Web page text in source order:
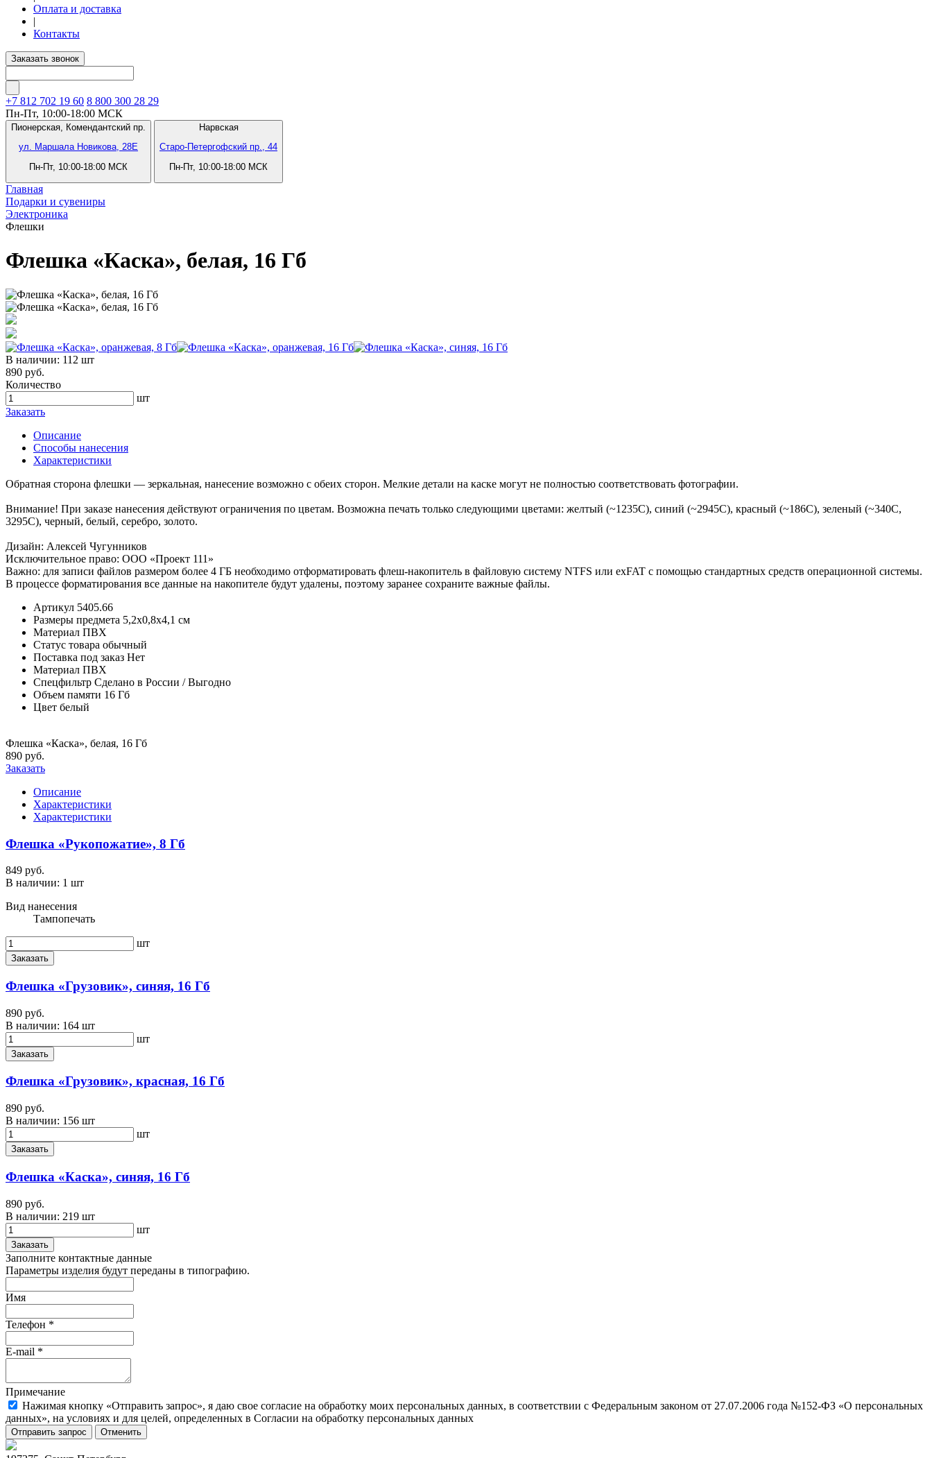
Оплата и доставка
|
Контакты
Заказать звонок
+7 812 702 19 60 8 800 300 28 29
Пн-Пт, 10:00-18:00 МСК
Пионерская, Комендантский пр.
ул. Маршала Новикова, 28Е
Пн-Пт, 10:00-18:00 МСК
Нарвская
Старо-Петергофский пр., 44
Пн-Пт, 10:00-18:00 МСК
Главная
Подарки и сувениры
Электроника
Флешки
Флешка «Каска», белая, 16 Гб
В наличии: 112 шт
890 руб.
Количество
шт
Заказать
Описание
Способы нанесения
Характеристики
Обратная сторона флешки — зеркальная, нанесение возможно с обеих сторон. Мелкие детали на каске могут не полностью соответствовать фотографии.
Внимание! При заказе нанесения действуют ограничения по цветам. Возможна печать только следующими цветами: желтый (~1235C), синий (~2945C), красный (~186С), зеленый (~340C,
3295C), черный, белый, серебро, золото.
Дизайн: Алексей Чугунников
Исключительное право: ООО «Проект 111»
Важно: для записи файлов размером более 4 ГБ необходимо отформатировать флеш-накопитель в файловую систему NTFS или exFAT с помощью стандартных средств операционной системы.
В процессе форматирования все данные на накопителе будут удалены, поэтому заранее сохраните важные файлы.
Артикул 5405.66
Размеры предмета 5,2х0,8х4,1 см
Материал ПВХ
Статус товара обычный
Поставка под заказ Нет
Материал ПВХ
Спецфильтр Сделано в России / Выгодно
Объем памяти 16 Гб
Цвет белый
Флешка «Каска», белая, 16 Гб
890 руб.
Заказать
Описание
Характеристики
Характеристики
Флешка «Рукопожатие», 8 Гб
849 руб.
В наличии: 1 шт
Вид нанесения
Тампопечать
шт
Заказать
Флешка «Грузовик», синяя, 16 Гб
890 руб.
В наличии: 164 шт
шт
Заказать
Флешка «Грузовик», красная, 16 Гб
890 руб.
В наличии: 156 шт
шт
Заказать
Флешка «Каска», синяя, 16 Гб
890 руб.
В наличии: 219 шт
шт
Заказать
Заполните контактные данные
Параметры изделия будут переданы в типографию.
Имя
Телефон *
E-mail *
Примечание
Нажимая кнопку «Отправить запрос», я даю свое согласие на обработку моих персональных данных, в соответствии с Федеральным законом от 27.07.2006 года №152-ФЗ «О персональных
данных», на условиях и для целей, определенных в Согласии на обработку персональных данных
Отправить запрос Отменить